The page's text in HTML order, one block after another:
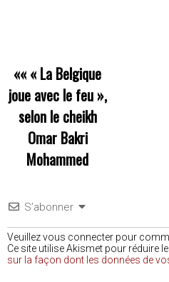
«« « La Belgique
joue avec le feu »,
selon le cheikh
Omar Bakri
Mohammed
S’abonner
Veuillez vous connecter pour
Ce site utilise Akismet pour réduire
sur la façon dont les données de